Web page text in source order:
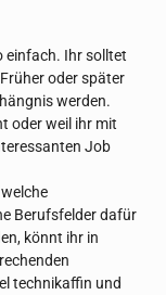
einfach. Ihr solltet
oder später
werden.
oder weil ihr mit
Job
Berufsfelder dafür
könnt ihr in
technikaffin und